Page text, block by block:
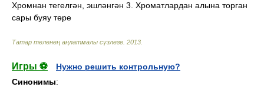
Хромнан тегелгән, эшләнгән 3. Хроматлардан алына торган
сары буяу төре
Татар теленең аңлатмалы сүзлеге 2013
Игры ⚽
Нужно решить контрольную?
Синонимы: